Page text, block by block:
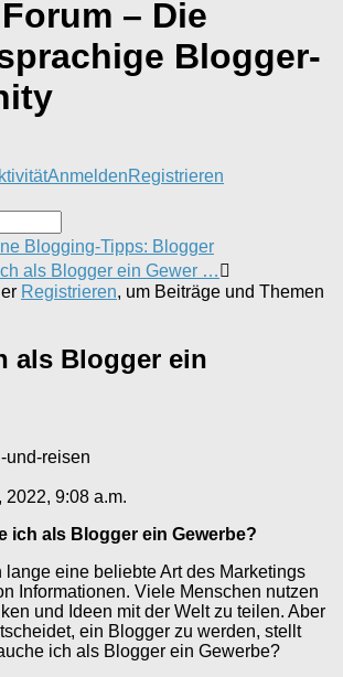
– Die
Blogger-
AnmeldenRegistrieren
Blogging-Tipps: Blogger
als Blogger ein Gewer …
Registrieren, um Beiträge und Themen
als Blogger ein
und-reisen
2022, 9:08 a.m.
ich als Blogger ein Gewerbe?
lange eine beliebte Art des Marketings
Informationen. Viele Menschen nutzen
und Ideen mit der Welt zu teilen. Aber
ein Blogger zu werden, stellt
ich als Blogger ein Gewerbe?